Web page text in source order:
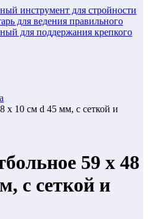
инструмент для стройности
для ведения правильного
для поддержания крепкого
х 10 см d 45 мм, с сеткой и
59 х 48
с сеткой и